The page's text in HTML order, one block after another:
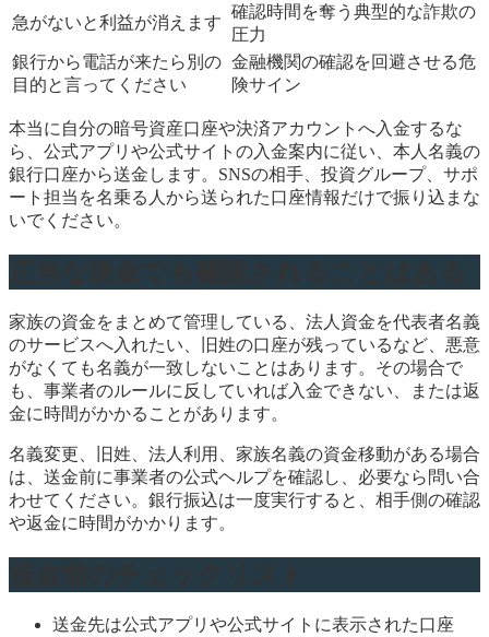
急がないと利益が消えます
確認時間を奪う典型的な詐欺の
圧力
銀行から電話が来たら別の
目的と言ってください
金融機関の確認を回避させる危
険サイン
本当に自分の暗号資産口座や決済アカウントへ入金するな
ら、公式アプリや公式サイトの入金案内に従い、本人名義の
銀行口座から送金します。SNSの相手、投資グループ、サポ
ート担当を名乗る人から送られた口座情報だけで振り込まな
いでください。
家族の資金をまとめて管理している、法人資金を代表者名義
のサービスへ入れたい、旧姓の口座が残っているなど、悪意
がなくても名義が一致しないことはあります。その場合で
も、事業者のルールに反していれば入金できない、または返
金に時間がかかることがあります。
名義変更、旧姓、法人利用、家族名義の資金移動がある場合
は、送金前に事業者の公式ヘルプを確認し、必要なら問い合
わせてください。銀行振込は一度実行すると、相手側の確認
や返金に時間がかかります。
送金先は公式アプリや公式サイトに表示された口座